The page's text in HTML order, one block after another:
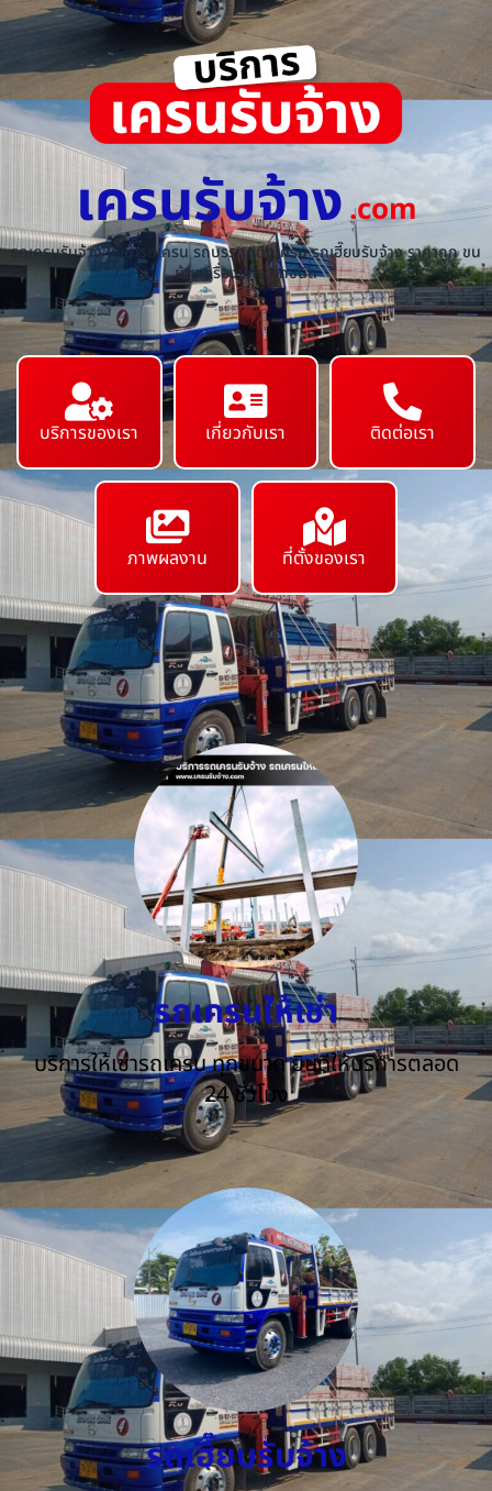
เครนรับจ้าง.com
รถเครนรับจ้าง ให้เช่ารถเครน รถบรรทุกติดเครน รถเฮี๊ยบรับจ้าง ราคาถูก ขน
ย้ายเครื่องจักร ทุกชนิด
บริการของเรา เกี่ยวกับเรา ติดต่อเรา
ภาพผลงาน ที่ตั้งของเรา
รถเครนให้เช่า
บริการให้เช่ารถเครน ทุกขนาด ยินดีให้บริการตลอด
24 ชั่วโมง
รถเฮี๊ยบรับจ้าง